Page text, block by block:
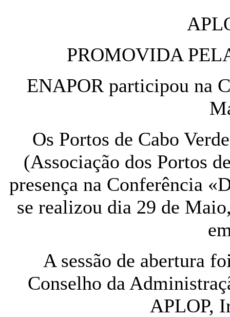
PROMOVIDA
ENAPOR participou na
Os Portos de Cabo
(Associação dos Portos
presença na Conferência
se realizou dia 29 de
A sessão de abertura
Conselho da
APLOP,